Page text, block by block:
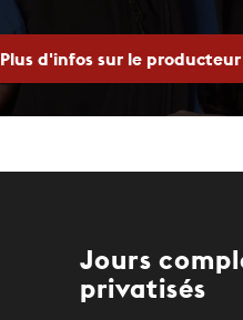
Plus d'infos sur le producteur
Jours
privatisés